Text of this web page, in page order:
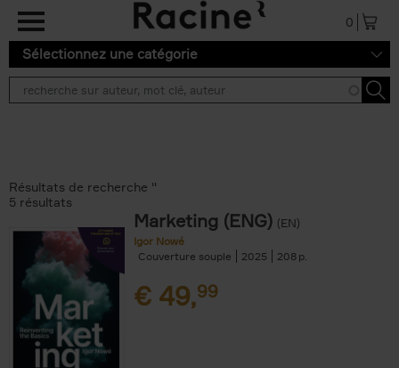
Aller au contenu principal
0
Sélectionnez une catégorie
Résultats de recherche ''
5 résultats
Marketing (ENG) (EN)
Igor Nowé
Couverture souple
2025 208
€ 49,99